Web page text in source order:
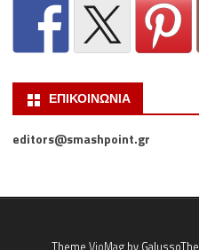
ΕΠΙΚΟΙΝΩΝΙΑ
editors@smashpoint.gr
Theme VioMag by